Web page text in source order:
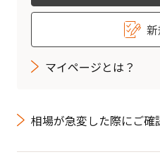
マイページとは？
相場が急変した際にご確